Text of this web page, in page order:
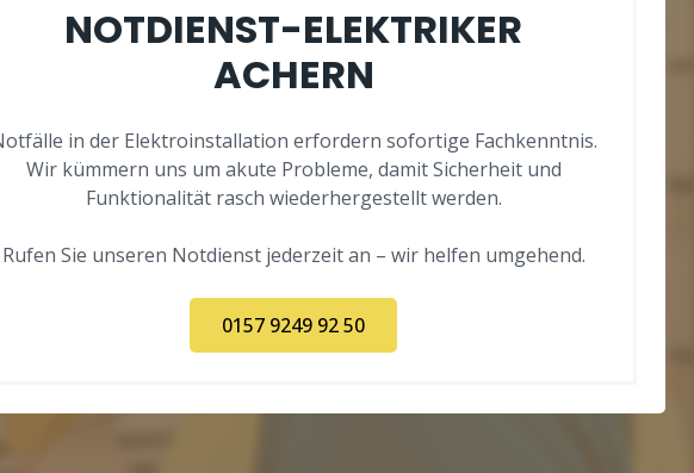
NOTDIENST-ELEKTRIKER
ACHERN
in der Elektroinstallation erfordern sofortige Fachkenntnis.
Wir kümmern uns um akute Probleme, damit Sicherheit und
Funktionalität rasch wiederhergestellt werden.
Rufen Sie unseren Notdienst jederzeit an – wir helfen umgehend.
0157 9249 92 50